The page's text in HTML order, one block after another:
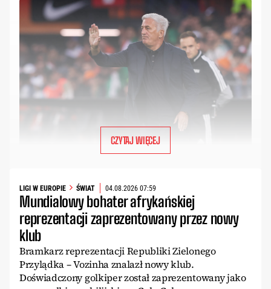
CZYTAJ WIĘCEJ
LIGI W EUROPIE ŚWIAT 04.08.2026 07:59
Mundialowy bohater afrykańskiej
reprezentacji zaprezentowany przez nowy
klub
Bramkarz reprezentacji Republiki Zielonego
Przylądka – Vozinha znalazł nowy klub.
Doświadczony golkiper został zaprezentowany jako